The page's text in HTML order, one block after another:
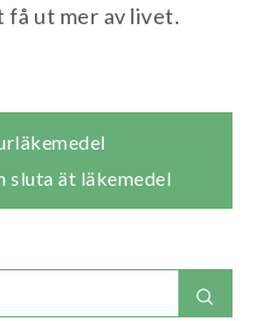
ut mer av livet.
sluta ät läkemedel